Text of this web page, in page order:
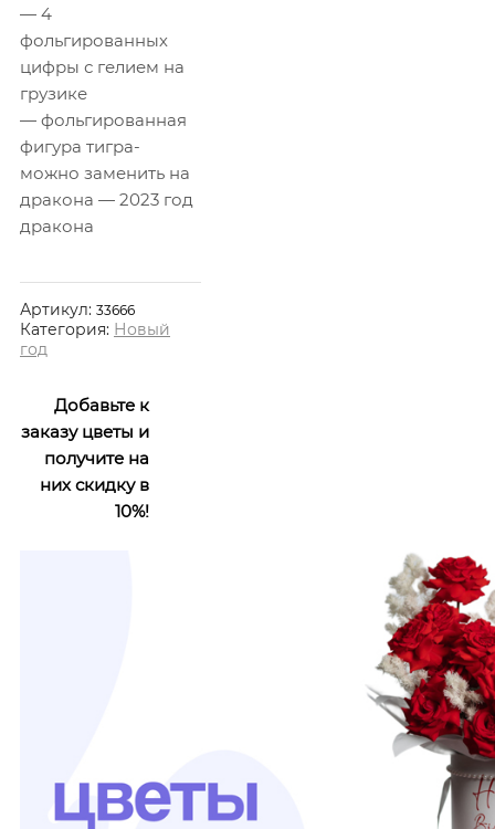
— 4
фольгированных
цифры с гелием на
грузике
— фольгированная
фигура тигра-
можно заменить на
дракона — 2023 год
дракона
Артикул: 33666
Категория: Новый
год
Добавьте к
заказу цветы и
получите на
них скидку в
10%!